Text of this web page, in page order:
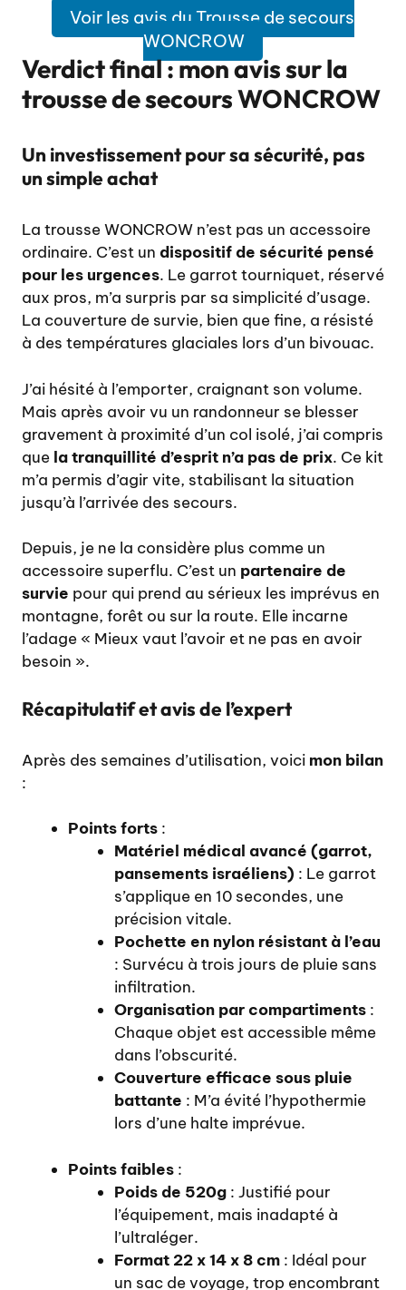
Voir les avis du Trousse de secours
WONCROW
Verdict final : mon avis sur la
trousse de secours WONCROW
Un investissement pour sa sécurité, pas
un simple achat
La trousse WONCROW n’est pas un accessoire
ordinaire. C’est un dispositif de sécurité pensé
pour les urgences. Le garrot tourniquet, réservé
aux pros, m’a surpris par sa simplicité d’usage.
La couverture de survie, bien que fine, a résisté
à des températures glaciales lors d’un bivouac.
J’ai hésité à l’emporter, craignant son volume.
Mais après avoir vu un randonneur se blesser
gravement à proximité d’un col isolé, j’ai compris
que la tranquillité d’esprit n’a pas de prix. Ce kit
m’a permis d’agir vite, stabilisant la situation
jusqu’à l’arrivée des secours.
Depuis, je ne la considère plus comme un
accessoire superflu. C’est un partenaire de
survie pour qui prend au sérieux les imprévus en
montagne, forêt ou sur la route. Elle incarne
l’adage « Mieux vaut l’avoir et ne pas en avoir
besoin ».
Récapitulatif et avis de l’expert
Après des semaines d’utilisation, voici mon bilan
:
Points forts :
Matériel médical avancé (garrot,
pansements israéliens) : Le garrot
s’applique en 10 secondes, une
précision vitale.
Pochette en nylon résistant à l’eau
: Survécu à trois jours de pluie sans
infiltration.
Organisation par compartiments :
Chaque objet est accessible même
dans l’obscurité.
Couverture efficace sous pluie
battante : M’a évité l’hypothermie
lors d’une halte imprévue.
Points faibles :
Poids de 520g : Justifié pour
l’équipement, mais inadapté à
l’ultraléger.
Format 22 x 14 x 8 cm : Idéal pour
un sac de voyage, trop encombrant